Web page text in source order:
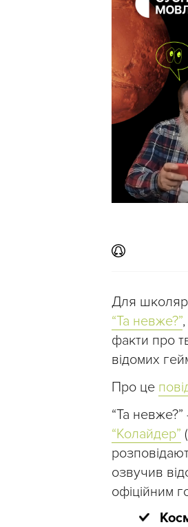
Для
“Та невже?”
факти про
відомих
Про це
“Та
“Колайдер”
озвучив
офіційним